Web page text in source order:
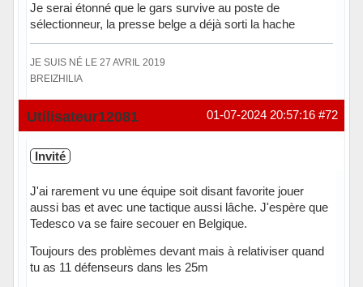
Je serai étonné que le gars survive au poste de
sélectionneur, la presse belge a déjà sorti la hache
JE SUIS NÉ LE 27 AVRIL 2019
BREIZHILIA
Hors ligne #72
01-07-2024 20:57:16
Utilisateur12081
Invité
J'ai rarement vu une équipe soit disant favorite jouer
aussi bas et avec une tactique aussi lâche. J'espère que
Tedesco va se faire secouer en Belgique.
Toujours des problèmes devant mais à relativiser quand
tu as 11 défenseurs dans les 25m